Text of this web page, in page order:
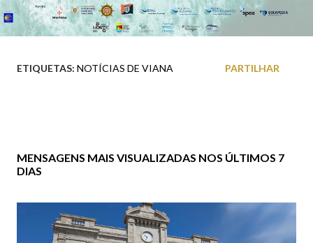
ETIQUETAS: NOTÍCIAS DE VIANA PARTILHAR
MENSAGENS MAIS VISUALIZADAS NOS ÚLTIMOS 7
DIAS